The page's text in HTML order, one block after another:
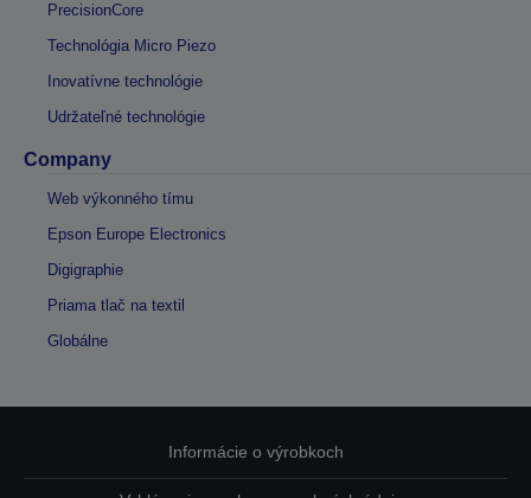
PrecisionCore
Technológia Micro Piezo
Inovatívne technológie
Udržateľné technológie
Company
Web výkonného tímu
Epson Europe Electronics
Digigraphie
Priama tlač na textil
Globálne
Informácie o výrobkoch